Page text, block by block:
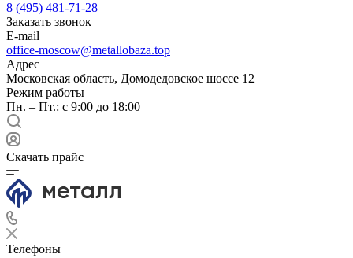
8 (495) 481-71-28
Заказать звонок
E-mail
office-moscow@metallobaza.top
Адрес
Московская область, Домодедовское шоссе 12
Режим работы
Пн. – Пт.: с 9:00 до 18:00
Скачать прайс
Телефоны